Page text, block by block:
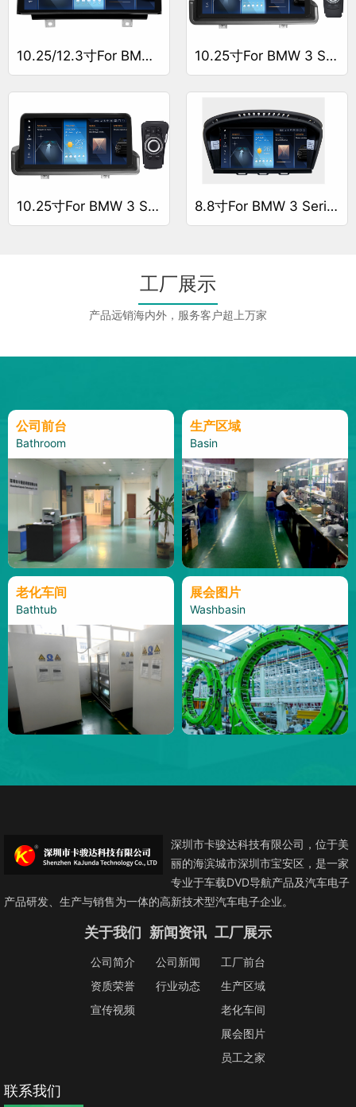
10.25/12.3寸For BMW 3 Series F30/F31/F34/F35/G20 10.25寸For BMW 3 Series E90/E91/E92/E93 左驾
10.25寸For BMW 3 Series E90/E91/E92/E93 右驾 8.8寸For BMW 3 Series E90
工厂展示
产品远销海内外，服务客户超上万家
公司前台
Bathroom
生产区域
Basin
老化车间
Bathtub
展会图片
Washbasin
深圳市卡骏达科技有限公司，位于美
丽的海滨城市深圳市宝安区，是一家
专业于车载DVD导航产品及汽车电子
产品研发、生产与销售为一体的高新技术型汽车电子企业。
关于我们
公司简介
资质荣誉
宣传视频
新闻资讯
公司新闻
行业动态
工厂展示
工厂前台
生产区域
老化车间
展会图片
员工之家
联系我们